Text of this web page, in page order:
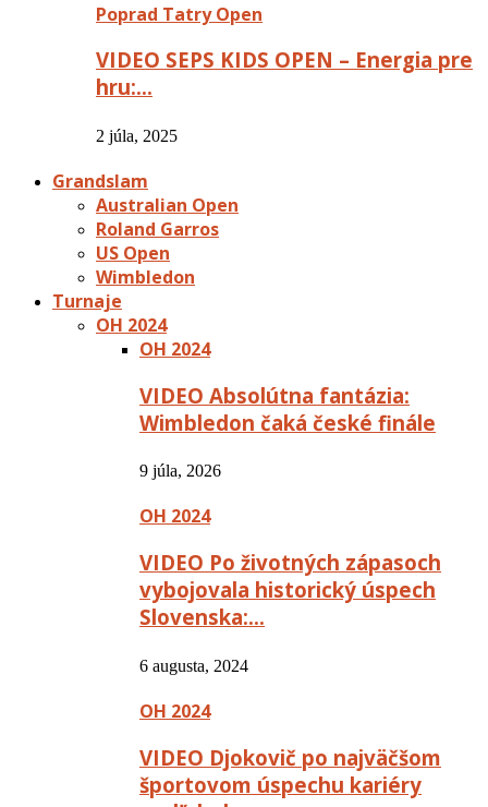
Poprad Tatry Open
VIDEO SEPS KIDS OPEN – Energia pre
hru:…
2 júla, 2025
Grandslam
Australian Open
Roland Garros
US Open
Wimbledon
Turnaje
OH 2024
OH 2024
VIDEO Absolútna fantázia:
Wimbledon čaká české finále
9 júla, 2026
OH 2024
VIDEO Po životných zápasoch
vybojovala historický úspech
Slovenska:…
6 augusta, 2024
OH 2024
VIDEO Djokovič po najväčšom
športovom úspechu kariéry